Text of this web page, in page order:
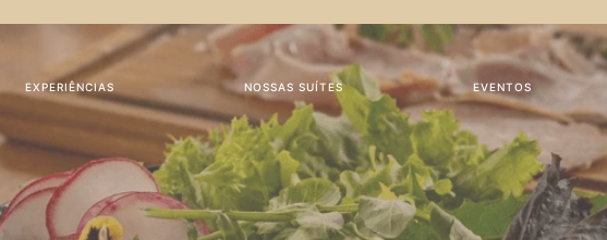
EXPERIÊNCIAS NOSSAS SUÍTES EVENTOS